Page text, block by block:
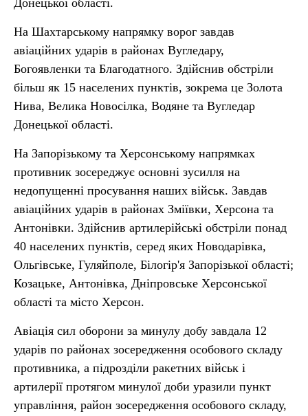
Донецької області.
На Шахтарському напрямку ворог завдав
авіаційних ударів в районах Вугледару,
Богоявленки та Благодатного. Здійснив обстріли
більш як 15 населених пунктів, зокрема це Золота
Нива, Велика Новосілка, Водяне та Вугледар
Донецької області.
На Запорізькому та Херсонському напрямках
противник зосереджує основні зусилля на
недопущенні просування наших військ. Завдав
авіаційних ударів в районах Зміївки, Херсона та
Антонівки. Здійснив артилерійські обстріли понад
40 населених пунктів, серед яких Новодарівка,
Ольгівське, Гуляйполе, Білогір'я Запорізької області;
Козацьке, Антонівка, Дніпровське Херсонської
області та місто Херсон.
Авіація сил оборони за минулу добу завдала 12
ударів по районах зосередження особового складу
противника, а підрозділи ракетних військ і
артилерії протягом минулої доби уразили пункт
управління, район зосередження особового складу,